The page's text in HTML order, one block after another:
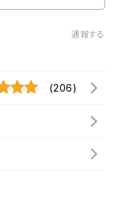
通報する
(206)